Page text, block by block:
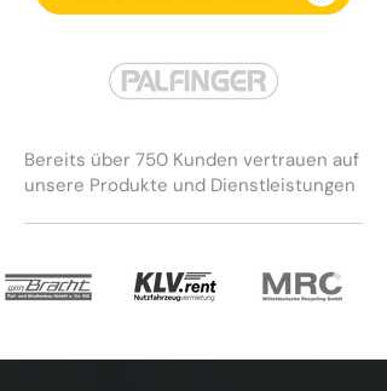
Bereits über 750 Kunden vertrauen auf
unsere Produkte und Dienstleistungen